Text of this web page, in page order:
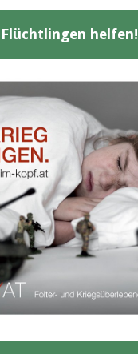
Flüchtlingen helfen!